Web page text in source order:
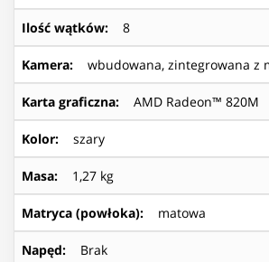
Ilość wątków: 8
Kamera: wbudowana, zintegrowana z
Karta graficzna: AMD Radeon™ 820M
Kolor: szary
Masa: 1,27 kg
Matryca (powłoka): matowa
Napęd: Brak